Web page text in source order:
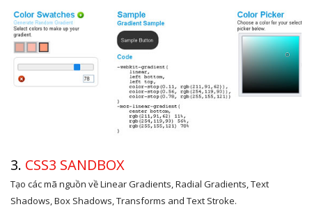
3. CSS3 SANDBOX
Tạo các mã nguồn về Linear Gradients, Radial Gradients, Text
Shadows, Box Shadows, Transforms and Text Stroke.